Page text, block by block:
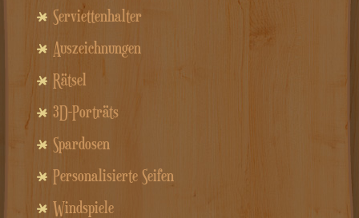
Serviettenhalter
Auszeichnungen
Rätsel
3D-Porträts
Spardosen
Personalisierte Seifen
Windspiele